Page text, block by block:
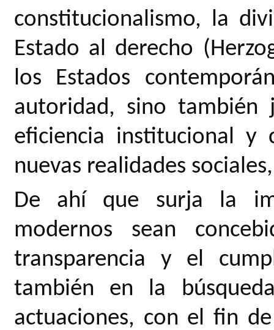
constitucionalismo, la
Estado al derecho
los Estados
autoridad, sino también
eficiencia institucional y
nuevas realidades
De ahí que surja la
modernos sean
transparencia y el
también en la
actuaciones, con el fin